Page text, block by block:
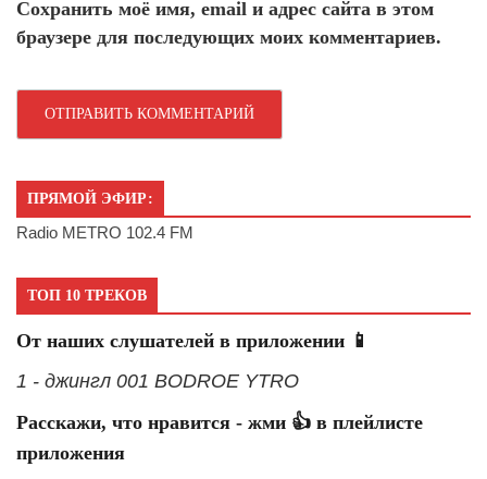
Сохранить моё имя, email и адрес сайта в этом
браузере для последующих моих комментариев.
ПРЯМОЙ ЭФИР:
Radio METRO 102.4 FM
ТОП 10 ТРЕКОВ
От наших слушателей в приложении 📱
1 - джингл 001 BODROE YTRO
Расскажи, что нравится - жми 👍 в плейлисте
приложения